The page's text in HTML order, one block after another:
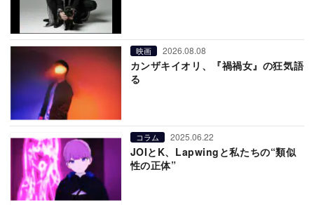
映画 2026.08.08
カンザキイオリ、『禍禍女』の狂気語
る
コラム 2025.06.22
JOIとK、Lapwingと私たちの“類似
性の正体”